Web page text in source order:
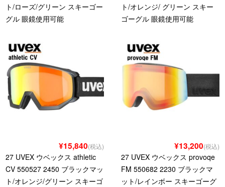
ト/ローズ/グリーン スキーゴー
グル 眼鏡使用可能
ト/オレンジ/ グリーン スキー
ゴーグル 眼鏡使用可能
¥15,840(税込)
27 UVEX ウベックス athletic
CV 550527 2450 ブラックマッ
ト/オレンジ/グリーン スキーゴ
¥13,200(税込)
27 UVEX ウベックス provoqe
FM 550682 2230 ブラックマ
ット/レインボー スキーゴーグ